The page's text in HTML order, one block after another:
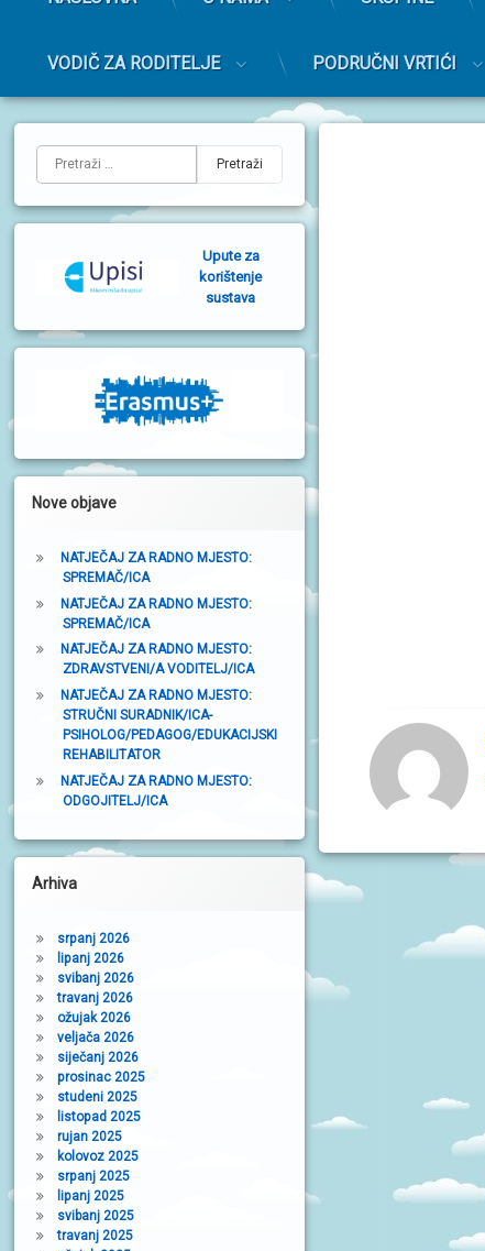
Preskoči
na
sadržaj
m
r
i
VODIČ ZA RODITELJE PODRUČNI VRTIĆI
j
b
a
Upute za
korištenje
sustava
Nove objave
NATJEČAJ ZA RADNO MJESTO:
SPREMAČ/ICA
NATJEČAJ ZA RADNO MJESTO:
SPREMAČ/ICA
NATJEČAJ ZA RADNO MJESTO:
ZDRAVSTVENI/A VODITELJ/ICA
NATJEČAJ ZA RADNO MJESTO:
STRUČNI SURADNIK/ICA-
PSIHOLOG/PEDAGOG/EDUKACIJSKI
REHABILITATOR
NATJEČAJ ZA RADNO MJESTO:
ODGOJITELJ/ICA
Arhiva
srpanj 2026
lipanj 2026
svibanj 2026
travanj 2026
ožujak 2026
veljača 2026
siječanj 2026
prosinac 2025
studeni 2025
listopad 2025
rujan 2025
kolovoz 2025
srpanj 2025
lipanj 2025
svibanj 2025
travanj 2025